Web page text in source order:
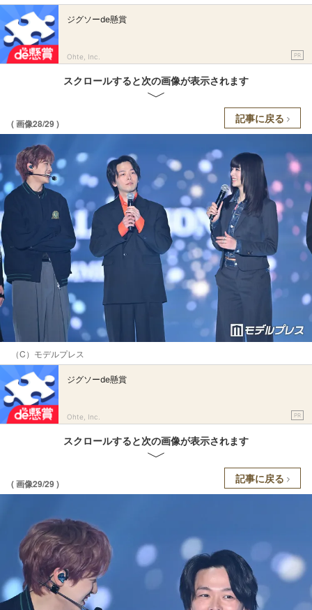
ジグソーde懸賞
Ohte, Inc. PR
スクロールすると次の画像が表示されます
( 画像28/29 ) 記事に戻る
（C）モデルプレス
ジグソーde懸賞
Ohte, Inc. PR
スクロールすると次の画像が表示されます
( 画像29/29 ) 記事に戻る